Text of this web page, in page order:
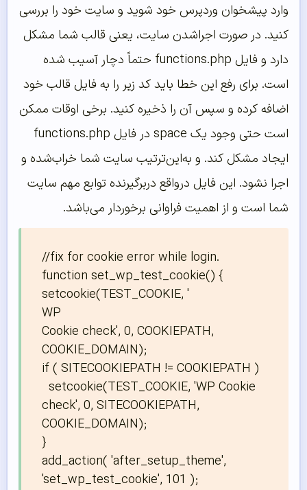
وارد پیشخوان وردپرس خود شوید و سایت خود را بررسی
کنید. در صورت اجراشدن سایت، یعنی قالب شما مشکل
دارد و فایل functions.php حتماً دچار آسیب شده
است. برای رفع این خطا باید کد زیر را به فایل قالب خود
اضافه کرده و سپس آن را ذخیره کنید. برخی اوقات ممکن
است حتی وجود یک space در فایل functions.php
ایجاد مشکل کند. و به‌این‌ترتیب سایت شما خراب‌شده و
اجرا نشود. این فایل درواقع دربرگیرنده توابع مهم سایت
شما است و از اهمیت فراوانی برخوردار می‌باشد.
//fix for cookie error while login.
function set_wp_test_cookie() {
setcookie(TEST_COOKIE, '
WP
Cookie check', 0, COOKIEPATH,
COOKIE_DOMAIN);
if ( SITECOOKIEPATH != COOKIEPATH )
check', 0, SITECOOKIEPATH,
COOKIE_DOMAIN);
}
add_action( 'after_setup_theme',
'set_wp_test_cookie', 101 );